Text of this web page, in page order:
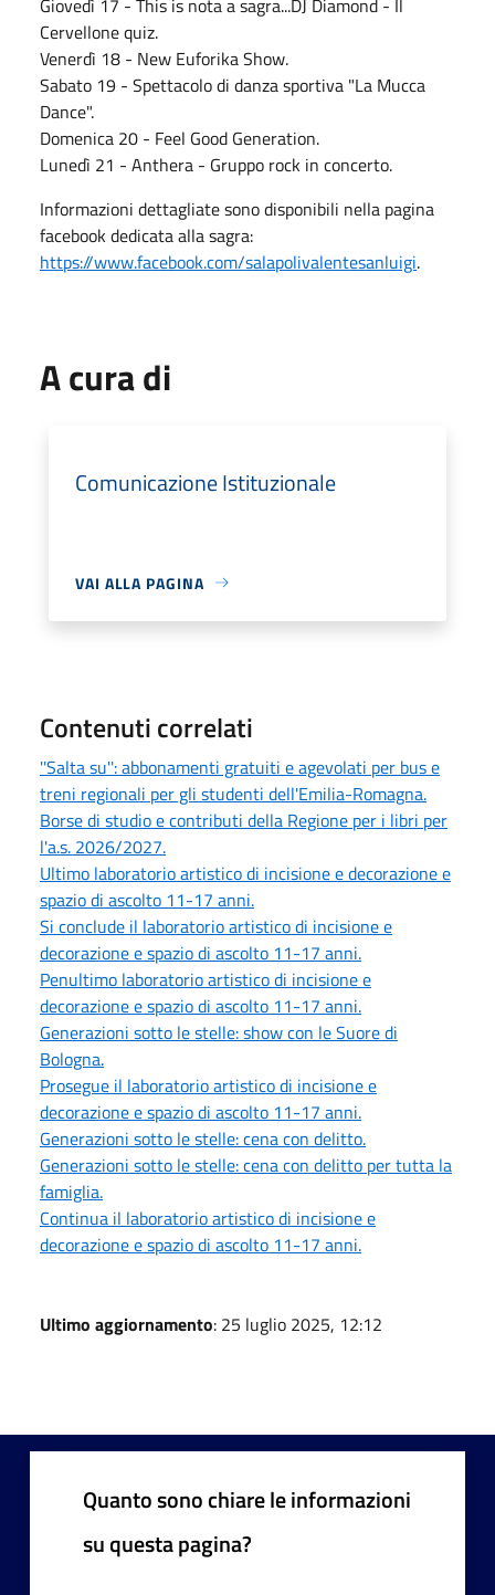
Cervellone quiz.
Venerdì 18 - New Euforika Show.
Sabato 19 - Spettacolo di danza sportiva "La Mucca
Dance".
Domenica 20 - Feel Good Generation.
Lunedì 21 - Anthera - Gruppo rock in concerto.
Informazioni dettagliate sono disponibili nella pagina
facebook dedicata alla sagra:
https://www.facebook.com/salapolivalentesanluigi.
A cura di
Comunicazione Istituzionale
VAI ALLA PAGINA
Contenuti correlati
''Salta su'': abbonamenti gratuiti e agevolati per bus e
treni regionali per gli studenti dell'Emilia-Romagna.
Borse di studio e contributi della Regione per i libri per
l'a.s. 2026/2027.
Ultimo laboratorio artistico di incisione e decorazione e
spazio di ascolto 11-17 anni.
Si conclude il laboratorio artistico di incisione e
decorazione e spazio di ascolto 11-17 anni.
Penultimo laboratorio artistico di incisione e
decorazione e spazio di ascolto 11-17 anni.
Generazioni sotto le stelle: show con le Suore di
Bologna.
Prosegue il laboratorio artistico di incisione e
decorazione e spazio di ascolto 11-17 anni.
Generazioni sotto le stelle: cena con delitto.
Generazioni sotto le stelle: cena con delitto per tutta la
famiglia.
Continua il laboratorio artistico di incisione e
decorazione e spazio di ascolto 11-17 anni.
Ultimo aggiornamento: 25 luglio 2025, 12:12
Quanto sono chiare le informazioni
su questa pagina?